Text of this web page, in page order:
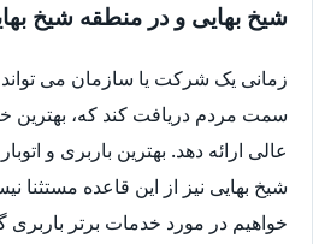
شیخ بهایی و در منطقه شیخ
زمانی یک شرکت یا سازمان می تواند
سمت مردم دریافت کند که، بهترین
عالی ارائه دهد. بهترین باربری و
شیخ بهایی نیز از این قاعده
خواهیم در مورد خدمات برتر باربری